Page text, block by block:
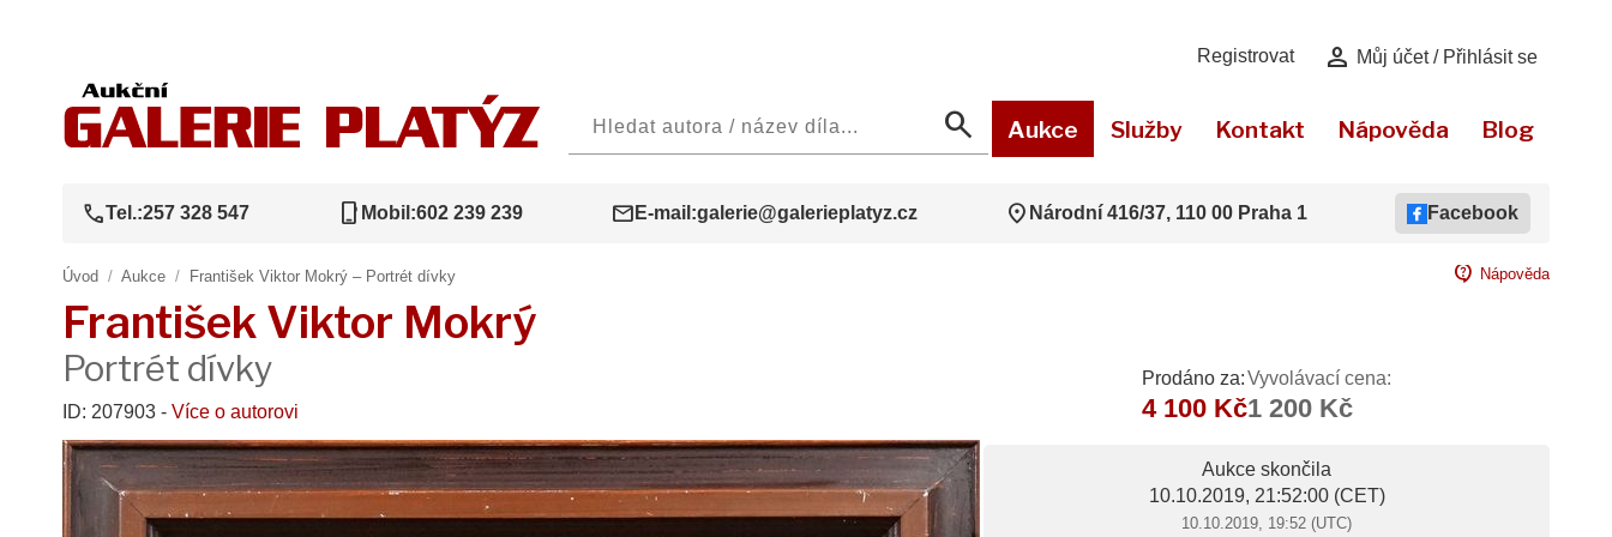
Registrovat person Můj účet / Přihlásit se
search Aukce Služby Kontakt Nápověda Blog
callTel.:257 328 547 phone_iphone Mobil:602 239 239 mail E-mail:galerie@galerieplatyz.cz location_on Národní 416/37, 110 00 Praha 1 Facebook
Úvod / Aukce / František Viktor Mokrý – Portrét dívky contact_support Nápověda
František Viktor Mokrý
Portrét dívky
ID: 207903 - Více o autorovi
Prodáno za:
4 100 Kč
Vyvolávací cena:
1 200 Kč
Aukce skončila
10.10.2019, 21:52:00(CET)
10.10.2019, 19:52 (UTC)